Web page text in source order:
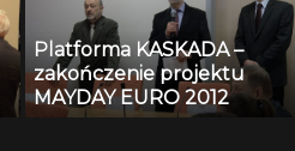
Platforma KASKADA –
zakończenie projektu
MAYDAY EURO 2012